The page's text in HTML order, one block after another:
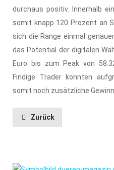
durchaus positiv. Innerhalb
somit knapp 120 Prozent an
sich die Range einmal
das Potential der digitalen
Euro bis zum Peak von
Findige Trader konnten
somit noch zusätzliche
Zurück